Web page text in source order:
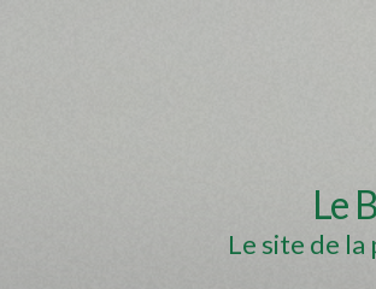
Le
Le site de